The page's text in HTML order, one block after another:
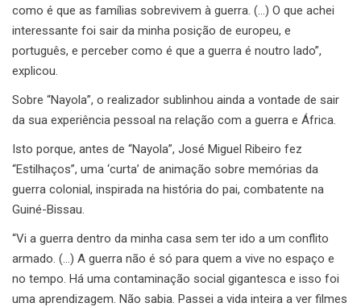
como é que as famílias sobrevivem à guerra. (…) O que achei
interessante foi sair da minha posição de europeu, e
português, e perceber como é que a guerra é noutro lado”,
explicou.
Sobre “Nayola”, o realizador sublinhou ainda a vontade de sair
da sua experiência pessoal na relação com a guerra e África.
Isto porque, antes de “Nayola”, José Miguel Ribeiro fez
“Estilhaços”, uma ‘curta’ de animação sobre memórias da
guerra colonial, inspirada na história do pai, combatente na
Guiné-Bissau.
“Vi a guerra dentro da minha casa sem ter ido a um conflito
armado. (…) A guerra não é só para quem a vive no espaço e
no tempo. Há uma contaminação social gigantesca e isso foi
uma aprendizagem. Não sabia. Passei a vida inteira a ver filmes